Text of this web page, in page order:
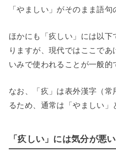
「やましい」がそのまま語句
ほかにも「疚しい」には以
りますが、現代ではここであ
いみで使われることが一般的
なお、「疚」は表外漢字（
るため、通常は「やましい」
「疚しい」には気分が悪